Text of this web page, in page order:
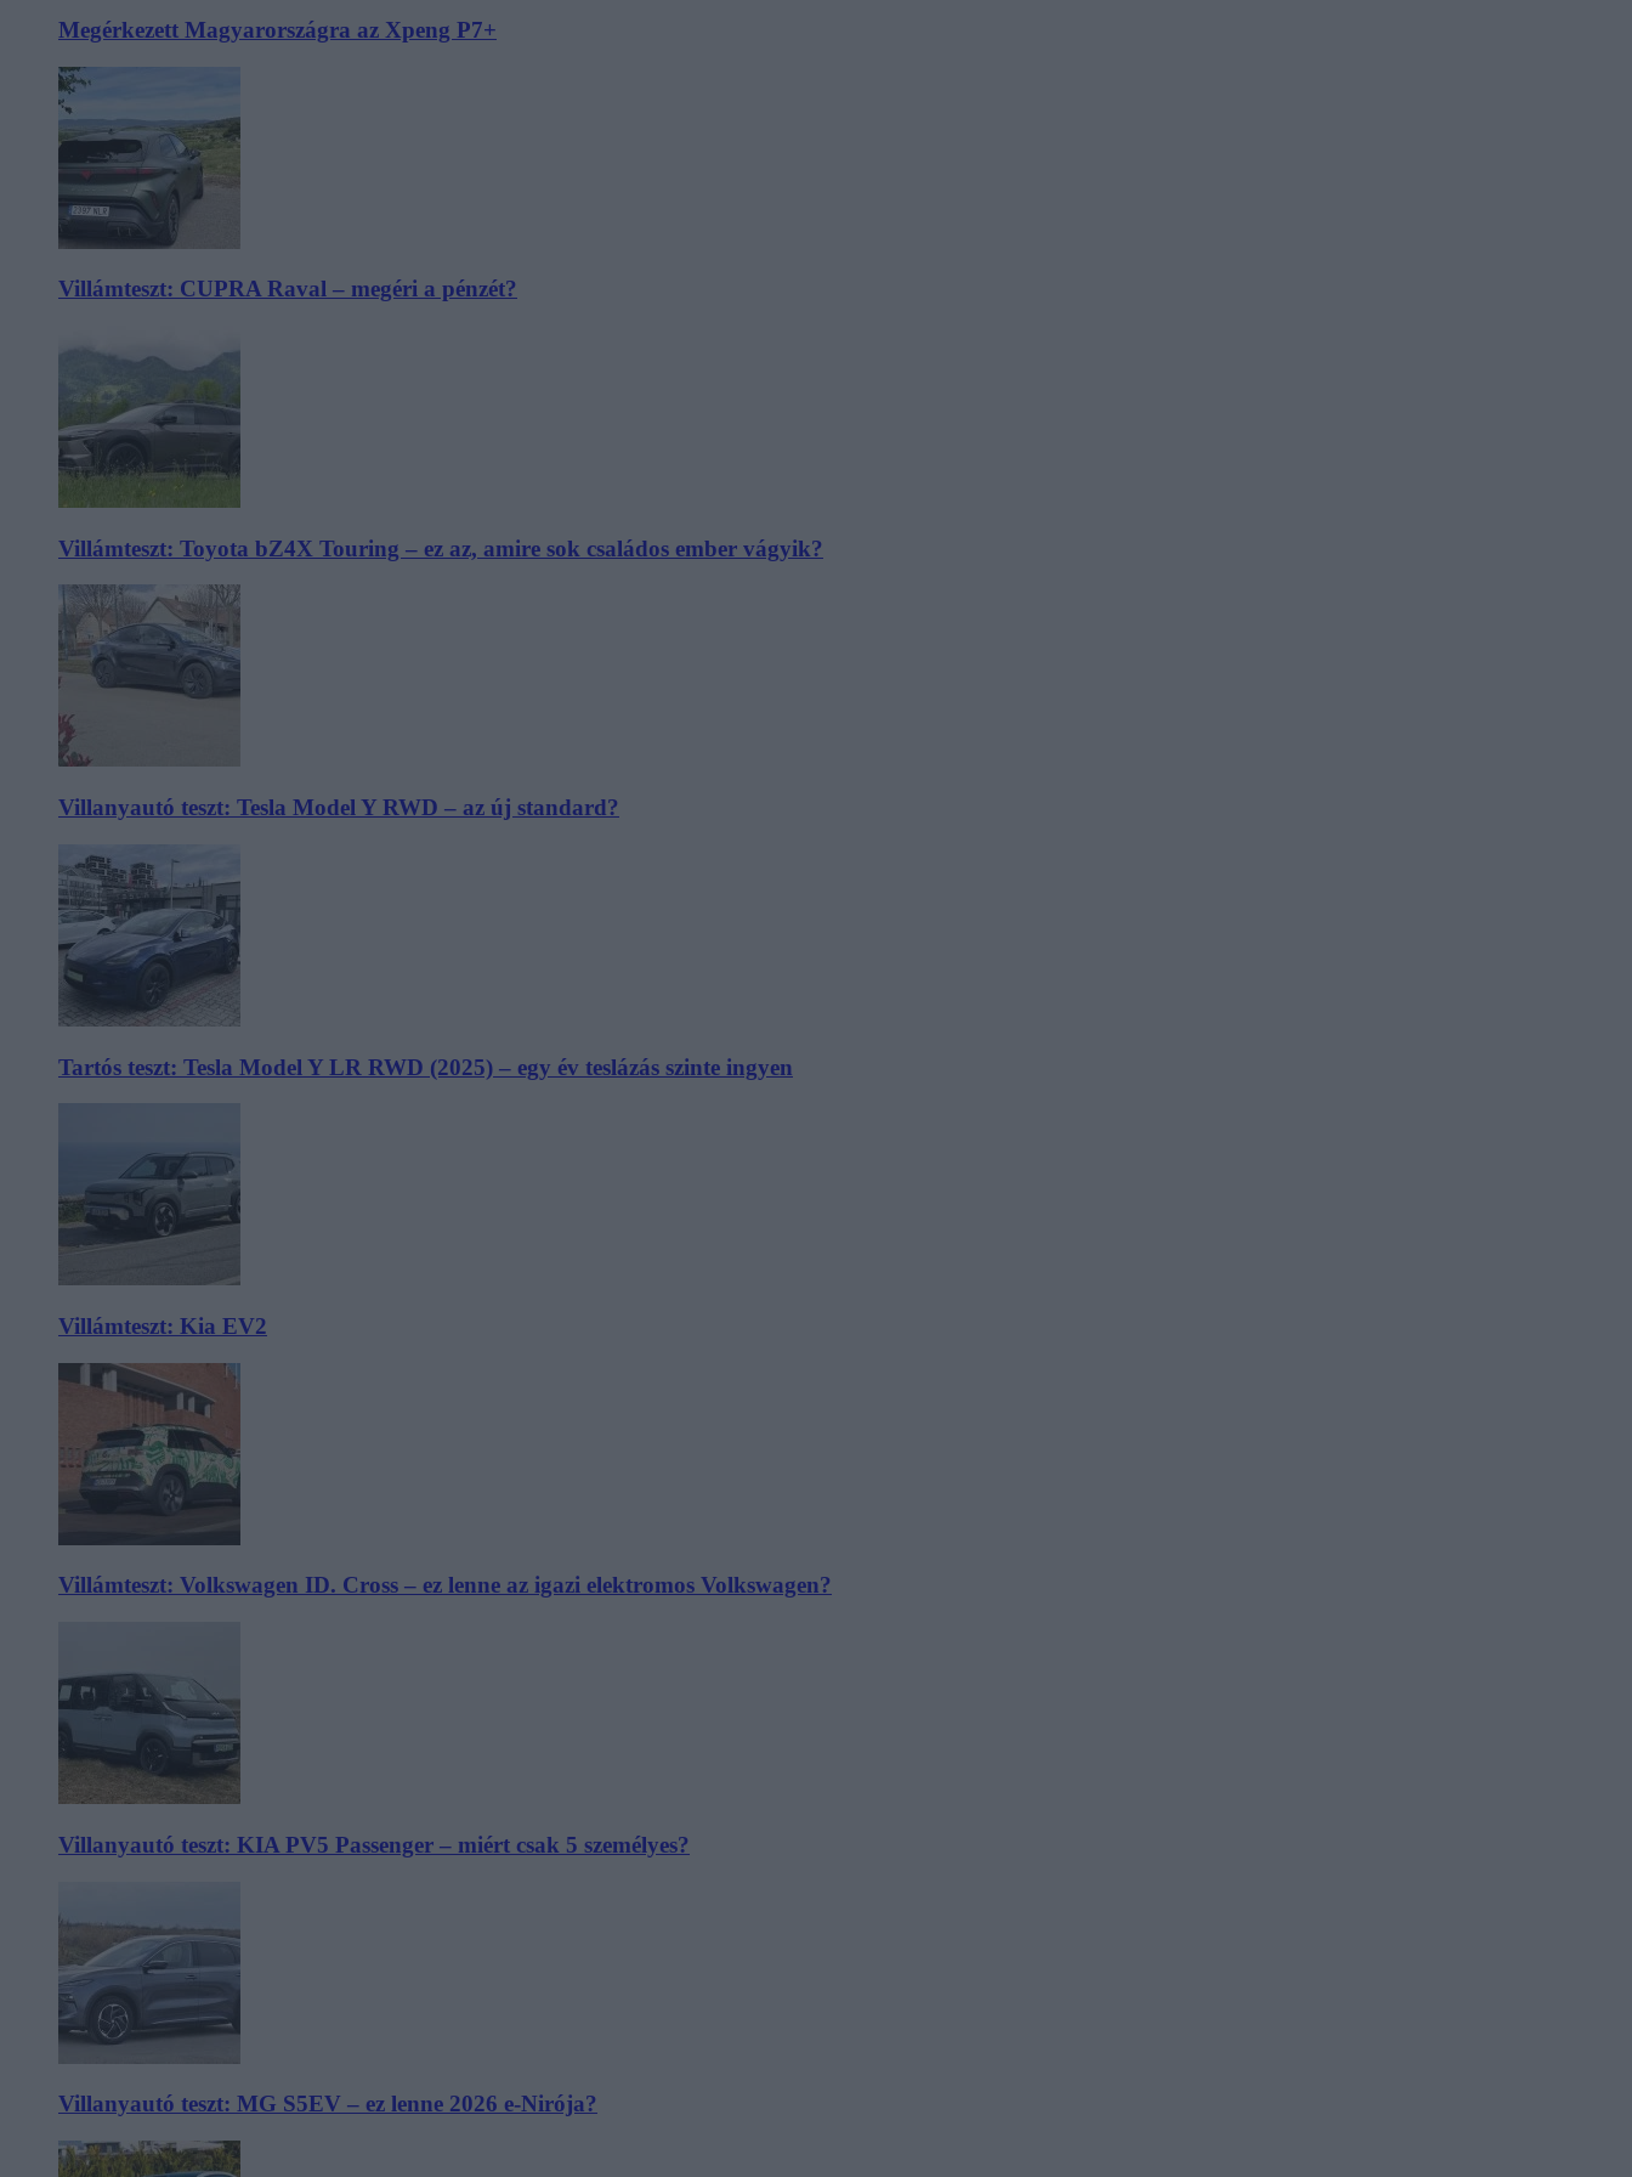
Megérkezett Magyarországra az Xpeng P7+
Villámteszt: CUPRA Raval – megéri a pénzét?
Villámteszt: Toyota bZ4X Touring – ez az, amire sok családos ember vágyik?
Villanyautó teszt: Tesla Model Y RWD – az új standard?
Tartós teszt: Tesla Model Y LR RWD (2025) – egy év teslázás szinte ingyen
Villámteszt: Kia EV2
Villámteszt: Volkswagen ID. Cross – ez lenne az igazi elektromos Volkswagen?
Villanyautó teszt: KIA PV5 Passenger – miért csak 5 személyes?
Villanyautó teszt: MG S5EV – ez lenne 2026 e-Nirója?